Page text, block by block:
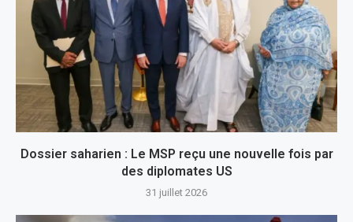
Dossier saharien : Le MSP reçu une nouvelle fois par
des diplomates US
31 juillet 2026